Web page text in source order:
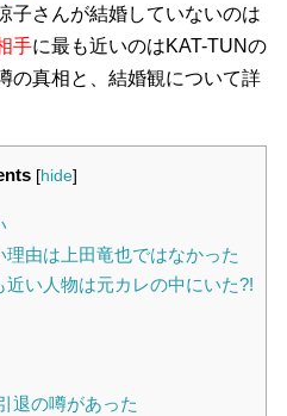
子さんが結婚していないのは
手に最も近いのはKAT-TUNの
の真相と、結婚観について詳
[hide]
由は上田竜也ではなかった
い人物は元カレの中にいた?!
退の噂があった